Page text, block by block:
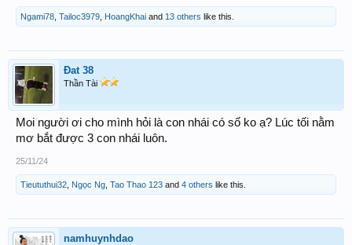
Ngami78 Tailoc3979 HoangKhai and 13 others like this.
Đat 38
Thần Tài
Moi người ơi cho mình hỏi là con nhái có số ko ạ? Lúc tối nằm
mơ bắt được 3 con nhái luôn.
25/11/24
Tieututhui32 Ngọc Ng Tao Thao 123 and 4 others like this.
namhuynhdao